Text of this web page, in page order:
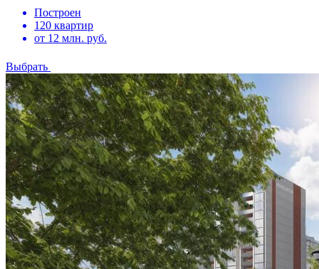
Построен
120 квартир
от 12 млн. руб.
Выбрать